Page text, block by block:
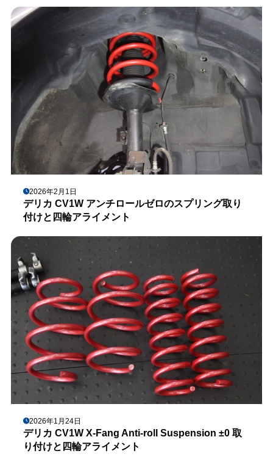
2026年2月1日
デリカ CV1W アンチロールゼロのスプリング取り
付けと四輪アライメント
2026年1月24日
デリカ CV1W X-Fang Anti-roll Suspension ±0 取
り付けと四輪アライメント